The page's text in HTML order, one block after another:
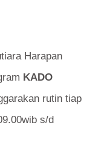
Harapan
KADO
rutin tiap
s/d